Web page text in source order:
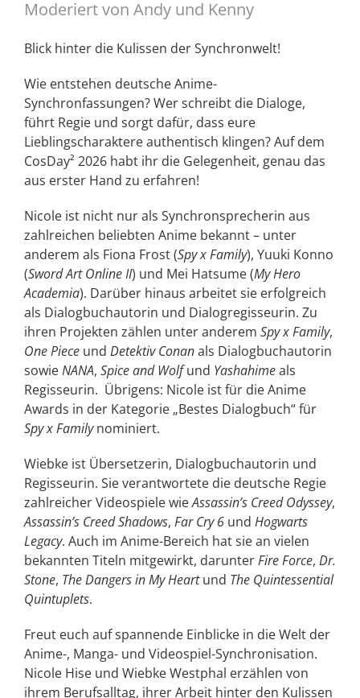
Moderiert von Andy und Kenny
Blick hinter die Kulissen der Synchronwelt!
Wie entstehen deutsche Anime-
Synchronfassungen? Wer schreibt die Dialoge,
führt Regie und sorgt dafür, dass eure
Lieblingscharaktere authentisch klingen? Auf dem
CosDay² 2026 habt ihr die Gelegenheit, genau das
aus erster Hand zu erfahren!
Nicole ist nicht nur als Synchronsprecherin aus
zahlreichen beliebten Anime bekannt – unter
anderem als Fiona Frost (Spy x Family), Yuuki Konno
(Sword Art Online II) und Mei Hatsume (My Hero
Academia). Darüber hinaus arbeitet sie erfolgreich
als Dialogbuchautorin und Dialogregisseurin. Zu
ihren Projekten zählen unter anderem Spy x Family,
One Pieceund Detektiv Conanals Dialogbuchautorin
sowieNANA, Spice and Wolfund Yashahimeals
Regisseurin. Übrigens: Nicole ist für die Anime
Awards in der Kategorie „Bestes Dialogbuch“ für
Spy x Familynominiert.
Wiebke ist Übersetzerin, Dialogbuchautorin und
Regisseurin. Sie verantwortete die deutsche Regie
zahlreicher Videospiele wieAssassin’s Creed Odyssey,
Assassin’s Creed Shadows, Far Cry 6und Hogwarts
Legacy. Auch im Anime-Bereich hat sie an vielen
bekannten Titeln mitgewirkt, darunterFire Force, Dr.
Stone, The Dangers in My Heartund The Quintessential
Quintuplets.
Freut euch auf spannende Einblicke in die Welt der
Anime-, Manga- und Videospiel-Synchronisation.
Nicole Hise und Wiebke Westphal erzählen von
ihrem Berufsalltag, ihrer Arbeit hinter den Kulissen